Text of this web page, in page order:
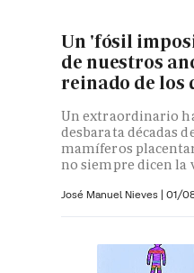
Un 'fósil
de nuestros
reinado de los
Un extraordinario
desbarata décadas
mamíferos
no siempre dicen la
José Manuel Nieves | 01/